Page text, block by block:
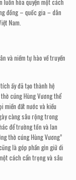
luôn hòa quyện một cách
đồng – quốc gia – dân
Nam.
và niềm tự hào về truyền
ấy đã tạo thành hệ
cúng Hùng Vương thể
miền đất nước và kiều
càng sâu rộng trong
để trường tồn và lan
thờ cúng Hùng Vương”
là góp phần gìn giữ di
cách cẩn trọng và sâu